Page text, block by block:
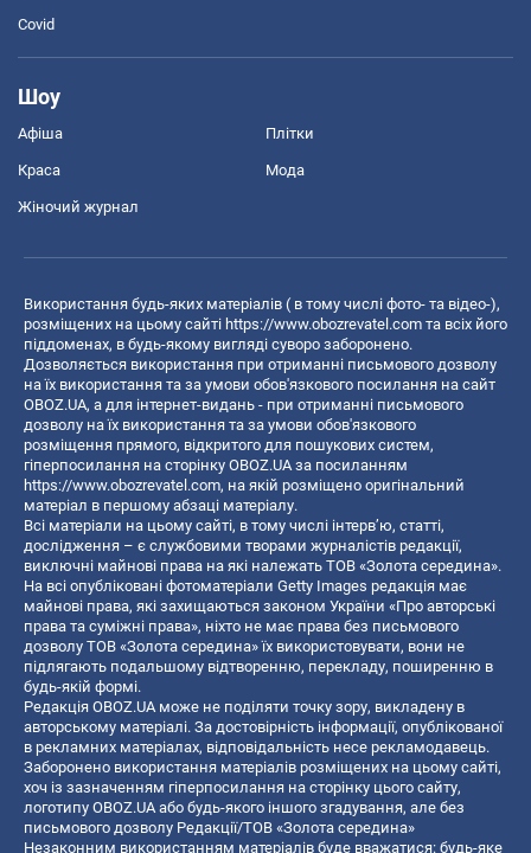
Covid
Шоу
Афіша Плітки
Краса Мода
Жіночий журнал
Використання будь-яких матеріалів ( в тому числі фото- та відео-),
розміщених на цьому сайті https://www.obozrevatel.com та всіх його
піддоменах, в будь-якому вигляді суворо заборонено.
Дозволяється використання при отриманні письмового дозволу
на їх використання та за умови обов'язкового посилання на сайт
OBOZ.UA, а для інтернет-видань - при отриманні письмового
дозволу на їх використання та за умови обов'язкового
розміщення прямого, відкритого для пошукових систем,
гіперпосилання на сторінку OBOZ.UA за посиланням
https://www.obozrevatel.com, на якій розміщено оригінальний
матеріал в першому абзаці матеріалу.
Всі матеріали на цьому сайті, в тому числі інтерв’ю, статті,
дослідження – є службовими творами журналістів редакції,
виключні майнові права на які належать ТОВ «Золота середина».
На всі опубліковані фотоматеріали Getty Images редакція має
майнові права, які захищаються законом України «Про авторські
права та суміжні права», ніхто не має права без письмового
дозволу ТОВ «Золота середина» їх використовувати, вони не
підлягають подальшому відтворенню, перекладу, поширенню в
будь-якій формі.
Редакція OBOZ.UA може не поділяти точку зору, викладену в
авторському матеріалі. За достовірність інформації, опублікованої
в рекламних матеріалах, відповідальність несе рекламодавець.
Заборонено використання матеріалів розміщених на цьому сайті,
хоч із зазначенням гіперпосилання на сторінку цього сайту,
логотипу OBOZ.UA або будь-якого іншого згадування, але без
письмового дозволу Редакції/ТОВ «Золота середина»
Незаконним використанням матеріалів буде вважатися: будь-яке